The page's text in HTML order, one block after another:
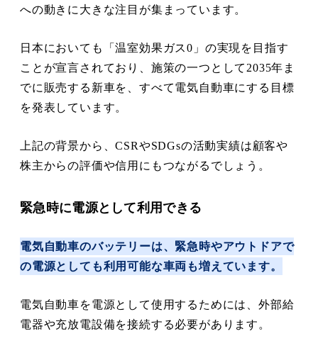
への動きに大きな注目が集まっています。
日本においても「温室効果ガス0」の実現を目指す
ことが宣言されており、施策の一つとして2035年ま
でに販売する新車を、すべて電気自動車にする目標
を発表しています。
上記の背景から、CSRやSDGsの活動実績は顧客や
株主からの評価や信用にもつながるでしょう。
緊急時に電源として利用できる
電気自動車のバッテリーは、緊急時やアウトドアで
の電源としても利用可能な車両も増えています。
電気自動車を電源として使用するためには、外部給
電器や充放電設備を接続する必要があります。